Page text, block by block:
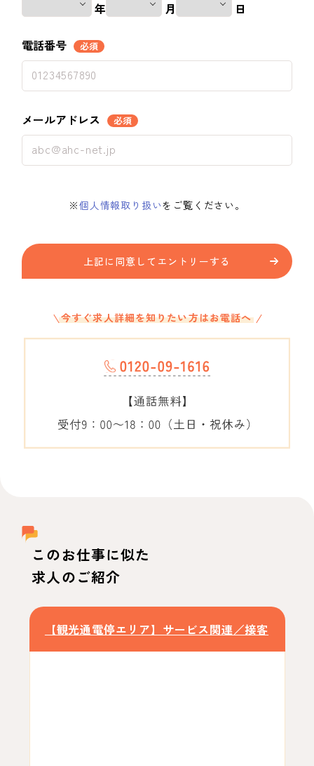
年 月 日
電話番号 必須
メールアドレス 必須
※個人情報取り扱いをご覧ください。
上記に同意してエントリーする
今すぐ求人詳細を知りたい方はお電話へ
このお仕事に似た
求人のご紹介
【観光通電停エリア】サービス関連／接客